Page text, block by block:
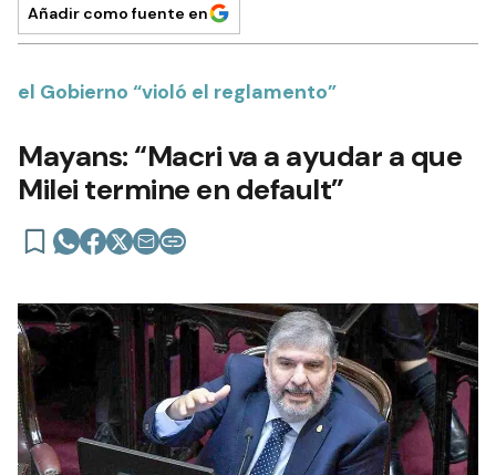
Añadir como fuente en
el Gobierno “violó el reglamento”
Mayans: “Macri va a ayudar a que
Milei termine en default”